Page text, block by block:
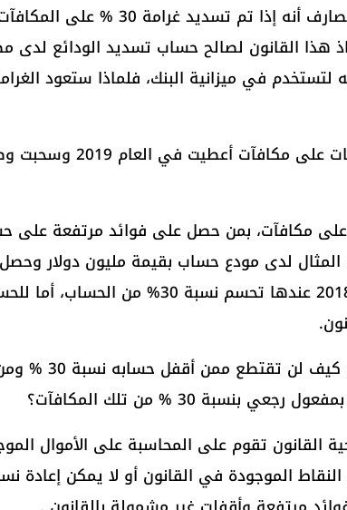
حول تلك المكافآت، ترى المصارف أنه
القانون لصالح حساب تسديد الودائع لدى
في ميزانية البنك، فلماذا ستعود
إلى ذلك لا يمكن فرض
مكافآت، بمن حصل على فوائد مرتفعة على
دولار في الـعامين 2017 و 2018 عندها تحسم
30 % من تلك المكافآت؟
القانون تقوم على المحاسبة على الأموال